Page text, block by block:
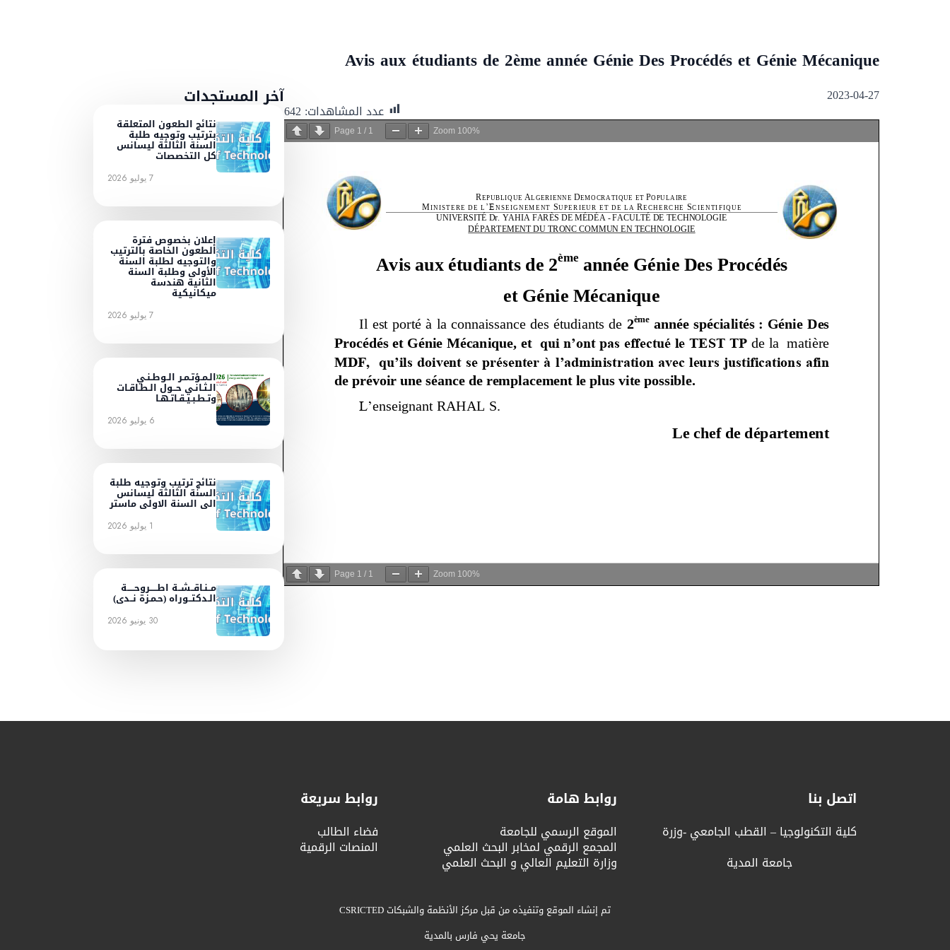
Avis aux étudiants de 2ème année Génie Des Procédés et Génie Mécanique
2023-04-27
عدد المشاهدات:642
Page 1 / 1 Zoom 100%
Page 1 / 1 Zoom 100%
آخر المستجدات
نتائج الطعون المتعلقة
بترتيب وتوجيه طلبة
السنة الثالثة ليسانس
كل التخصصات
7 يوليو 2026
إعلان بخصوص فترة
الطعون الخاصة بالترتيب
والتوجيه لطلبة السنة
الأولى وطلبة السنة
الثانية هندسة
ميكانيكية
7 يوليو 2026
الـمـؤتـمـر الـوطـنـي
الـثـانـي حــول الـطـاقـات
وتـطـبـيـقـاتـهـا
6 يوليو 2026
نتائج ترتيب وتوجيه طلبة
السنة الثالثة ليسانس
الى السنة الاولى ماستر
1 يوليو 2026
مــنـاقــشــة اطـــــروحـــــة
الـدكتــوراه (حـمـزة نــدى)
30 يونيو 2026
اتصل بنا
كلية التكنولوجيا – القطب الجامعي -وزرة
جامعة المدية
روابط هامة
الموقع الرسمي للجامعة
المجمع الرقمي لمخابر البحث العلمي
وزارة التعليم العالي و البحث العلمي
روابط سريعة
فضاء الطالب
المنصات الرقمية
تم إنشاء الموقع وتنفيذه من قبل مركز الأنظمة والشبكات CSRICTED
جامعة يحي فارس بالمدية